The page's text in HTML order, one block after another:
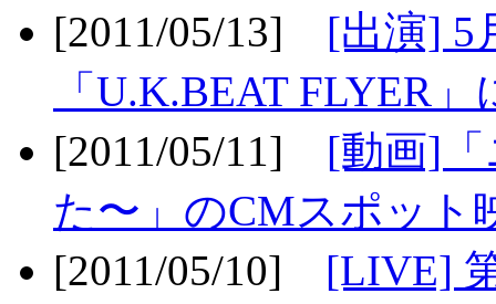
[2011/05/13] [出演] 5
「U.K.BEAT FLYER
[2011/05/11] [動画]
た〜」のCMスポット
[2011/05/10] [LIVE]